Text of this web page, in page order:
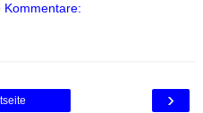
Kommentare:
›